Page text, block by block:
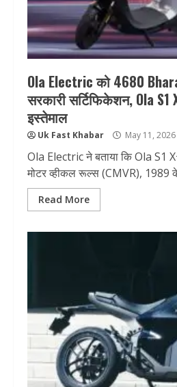
Ola Electric को 4680
सरकारी सर्टिफिकेशन, Ola S1
इस्तेमाल
Uk Fast Khabar May 11, 2026
Ola Electric ने बताया कि Ola S1
मोटर व्हीकल रूल्स (CMVR), 1989
Read More